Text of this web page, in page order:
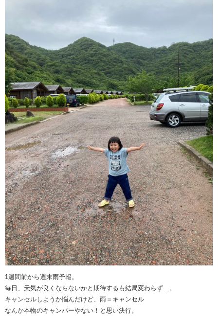
1週間前から週末雨予報。
毎日、天気が良くならないかと期待するも結局変わらず…。
キャンセルしようか悩んだけど、雨＝キャンセル
なんか本物のキャンパーやない！と思い決行。